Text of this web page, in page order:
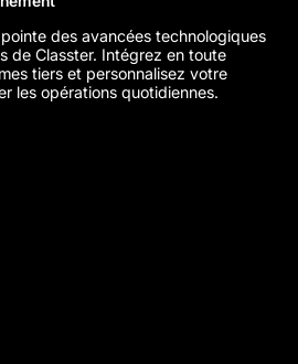
des avancées technologiques
de Classter. Intégrez en toute
tiers et personnalisez votre
les opérations quotidiennes.